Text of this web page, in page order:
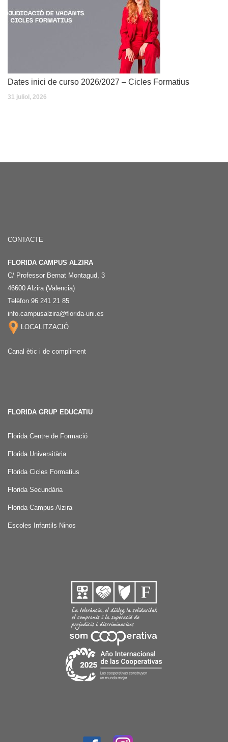
Dates inici de curso 2026/2027 – Cicles Formatius
31 juliol, 2026
CONTACTE
FLORIDA CAMPUS ALZIRA
C/ Professor Bernat Montagud, 3
46600 Alzira (Valencia)
Telèfon 96 241 21 85
info.campusalzira@florida-uni.es
LOCALITZACIÓ
Canal ètic i de compliment
FLORIDA GRUP EDUCATIU
Florida Centre de Formació
Florida Universitària
Florida Cicles Formatius
Florida Secundària
Florida Campus Alzira
Escoles Infantils Ninos